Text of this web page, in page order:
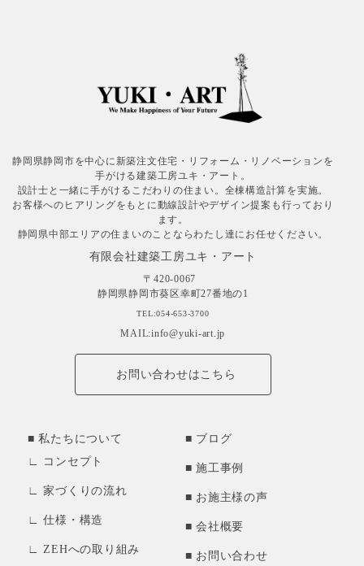
静岡県静岡市を中心に新築注文住宅・リフォーム・リノベーションを
手がける建築工房ユキ・アート。
設計士と一緒に手がけるこだわりの住まい。全棟構造計算を実施。
お客様へのヒアリングをもとに動線設計やデザイン提案も行っており
ます。
静岡県中部エリアの住まいのことならわたし達にお任せください。
有限会社建築工房ユキ・アート
〒420-0067
静岡県静岡市葵区幸町27番地の1
TEL:054-653-3700
MAIL:info@yuki-art.jp
お問い合わせはこちら
私たちについて
コンセプト
家づくりの流れ
仕様・構造
ZEHへの取り組み
ブログ
施工事例
お施主様の声
会社概要
お問い合わせ